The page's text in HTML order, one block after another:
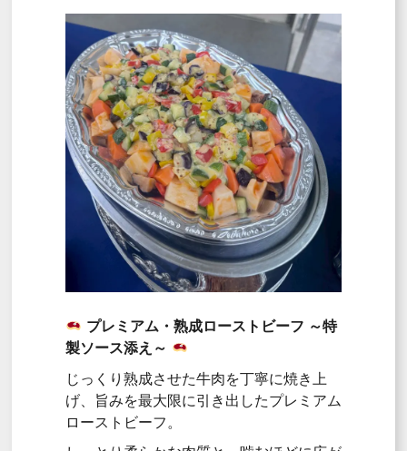
プレミアム・熟成ローストビーフ ～特
製ソース添え～
じっくり熟成させた牛肉を丁寧に焼き上
げ、旨みを最大限に引き出したプレミアム
ローストビーフ。